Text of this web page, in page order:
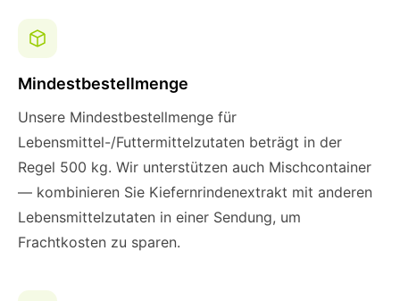
Mindestbestellmenge
Unsere Mindestbestellmenge für
Lebensmittel-/Futtermittelzutaten beträgt in der
Regel 500 kg. Wir unterstützen auch Mischcontainer
— kombinieren Sie Kiefernrindenextrakt mit anderen
Lebensmittelzutaten in einer Sendung, um
Frachtkosten zu sparen.